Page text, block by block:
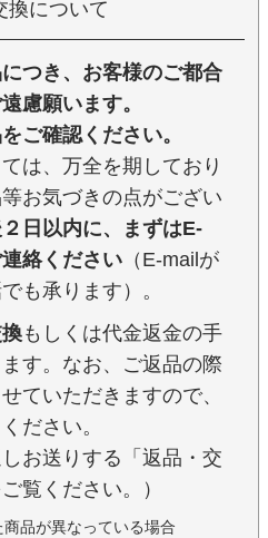
換について
つき、お客様のご都合
慮願います。
ご確認ください。
は、万全を期しており
お気づきの点がござい
日以内に、まずはE-
絡ください （E-mailが
も承ります）。
もしくは代金返金の手
す。なお、ご返品の際
ていただきますので、
ださい。
お送りする「返品・交
覧ください。）
品が異なっている場合